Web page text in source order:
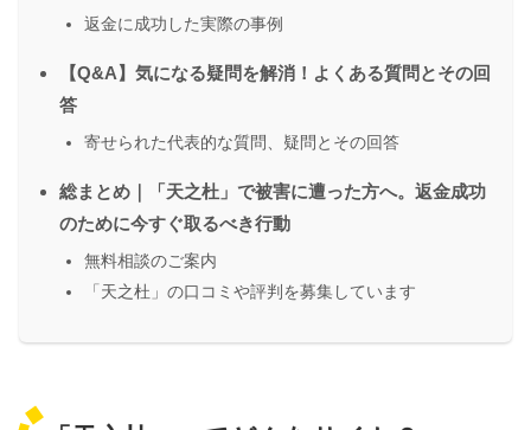
返金に成功した実際の事例
【Q&A】気になる疑問を解消！よくある質問とその回
答
寄せられた代表的な質問、疑問とその回答
総まとめ｜「天之杜」で被害に遭った方へ。返金成功
のために今すぐ取るべき行動
無料相談のご案内
「天之杜」の口コミや評判を募集しています